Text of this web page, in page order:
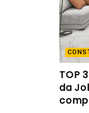
TOP
da